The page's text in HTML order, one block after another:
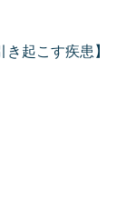
き起こす疾患】